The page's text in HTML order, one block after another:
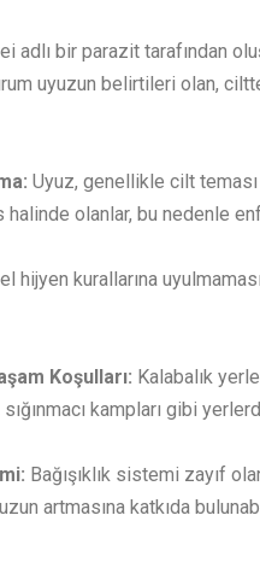
adlı bir parazit tarafından
durum uyuzun belirtileri olan,
Uyuz, genellikle cilt
olanlar, bu nedenle
hijyen kurallarına
Koşulları: Kalabalık
kampları gibi
Bağışıklık sistemi zayıf
artmasına katkıda